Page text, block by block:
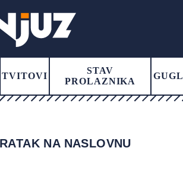
TVITOVI
STAV
PROLAZNIKA
GUGL
NA NASLOVNU